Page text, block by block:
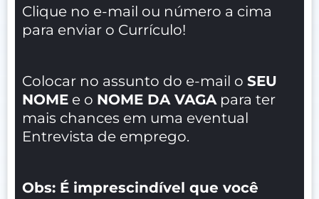
Clique no e-mail ou número a cima
para enviar o Currículo!
Colocar no assunto do e-mail o SEU
NOME e o NOME DA VAGA para ter
mais chances em uma eventual
Entrevista de emprego.
Obs: É imprescindível que você